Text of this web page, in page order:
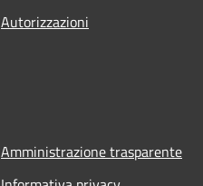
Autorizzazioni
Amministrazione trasparente